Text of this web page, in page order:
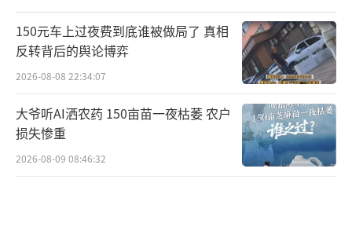
同时，俄还对手机移动网络采取限制措
施。俄国际文传电讯社7日援引俄数字发展、通
信和大众传媒部消息称，为确保胜利日庆祝活
动安全，9日当天莫斯科全域移动互联网和短信
服务将受到限制。而《环球时报》记者收到的
来自俄电信运营商和银行的短信显示，5日至9
日，莫斯科市及莫斯科州移动网络和短信服务
150元车上过夜费到底谁被做局了 真相
反转背后的舆论博弈
2026-08-08 22:34:07
大爷听AI洒农药 150亩苗一夜枯萎 农户
损失惨重
2026-08-09 08:46:32